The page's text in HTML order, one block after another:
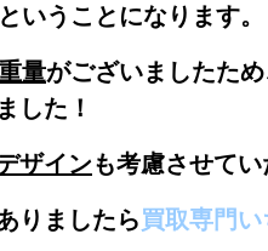
いうことになります。
量がございましたた
した！
ザインも考慮させて
りましたら買取専門い